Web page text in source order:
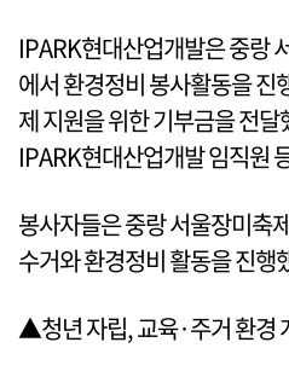
IPARK현대산업개발은 중랑
에서 환경정비 봉사활동을
제 지원을 위한 기부금을 전
IPARK현대산업개발 임직원
봉사자들은 중랑 서울장미축
수거와 환경정비 활동을 진행
▲청년 자립, 교육·주거 환경